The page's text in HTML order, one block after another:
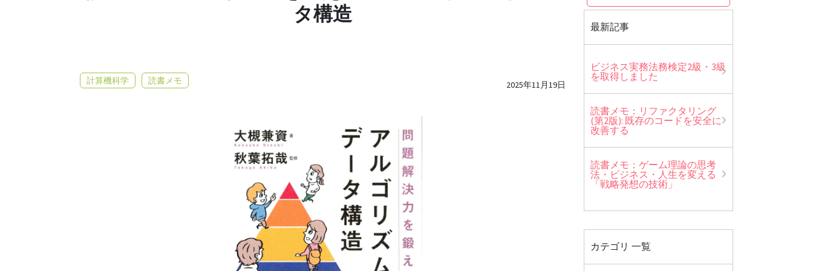
タ構造
計算機科学 読書メモ 2025年11月19日
最新記事
ビジネス実務法務検定2級・3級
を取得しました
読書メモ：リファクタリング
(第2版): 既存のコードを安全に
改善する
読書メモ：ゲーム理論の思考
法・ビジネス・人生を変える
「戦略発想の技術」
カテゴリ 一覧